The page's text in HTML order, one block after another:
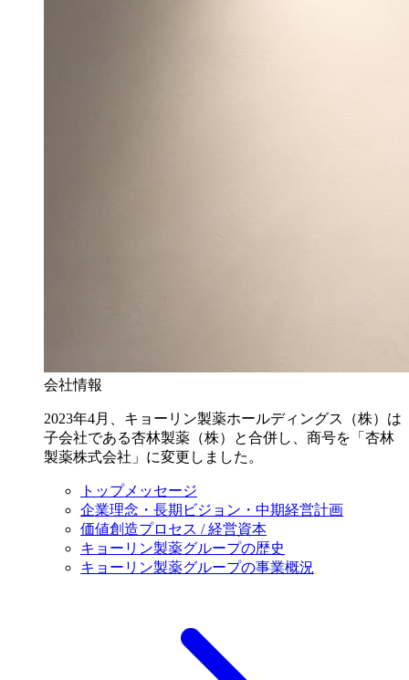
会社情報
2023年4月、キョーリン製薬ホールディングス（株）は
子会社である杏林製薬（株）と合併し、商号を「杏林
製薬株式会社」に変更しました。
トップメッセージ
企業理念・長期ビジョン・中期経営計画
価値創造プロセス / 経営資本
キョーリン製薬グループの歴史
キョーリン製薬グループの事業概況